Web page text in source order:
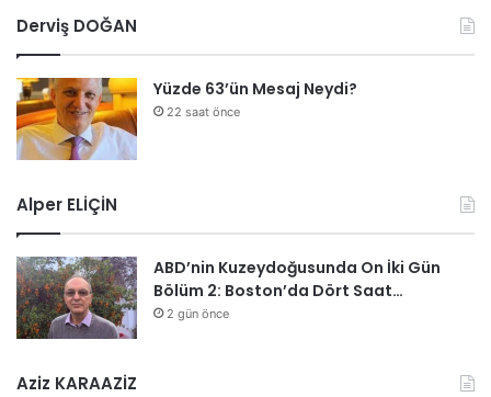
Derviş DOĞAN
Yüzde 63’ün Mesaj Neydi?
22 saat önce
Alper ELİÇİN
ABD’nin Kuzeydoğusunda On İki Gün
Bölüm 2: Boston’da Dört Saat…
2 gün önce
Aziz KARAAZİZ